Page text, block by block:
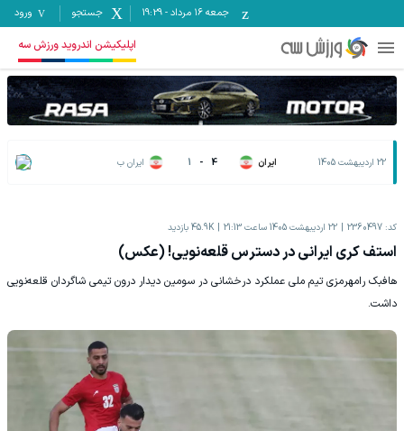
جمعه ۱۶ مرداد -
19:29 جستجو ورود
اپلیکیشن اندروید ورزش سه
22 اردیبهشت 1405 ایران 4
-
1 ایران ب
کد: 2360497 22 اردیبهشت 1405 ساعت 21:13 45.9K بازدید
استف کری ایرانی در دسترس قلعه‌نویی! (عکس)
هافبک رامهرمزی تیم ملی عملکرد درخشانی در سومین دیدار درون تیمی شاگردان قلعه‌نویی
داشت.